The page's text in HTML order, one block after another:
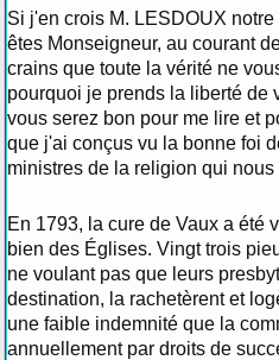
Si j'en crois M. LESDOUX
êtes Monseigneur, au courant
crains que toute la vérité ne
pourquoi je prends la liberté de
vous serez bon pour me lire et
que j'ai conçus vu la bonne foi
ministres de la religion qui nous
En 1793, la cure de Vaux a été
bien des Églises. Vingt trois
ne voulant pas que leurs
destination, la rachetèrent et
une faible indemnité que la
annuellement par droits de